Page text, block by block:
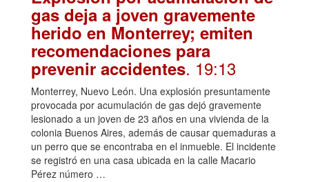
gas deja a joven gravemente
herido en Monterrey; emiten
recomendaciones para
prevenir accidentes. 19:13
Monterrey, Nuevo León. Una explosión presuntamente
provocada por acumulación de gas dejó gravemente
lesionado a un joven de 23 años en una vivienda de la
colonia Buenos Aires, además de causar quemaduras a
un perro que se encontraba en el inmueble. El incidente
se registró en una casa ubicada en la calle Macario
Pérez número …